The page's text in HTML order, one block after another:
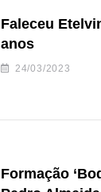
Faleceu
anos
24/03/2023
Formação